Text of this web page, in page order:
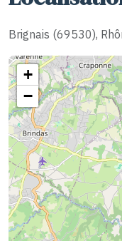
Brignais (69530),
+
−